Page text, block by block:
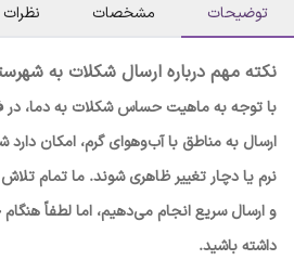
توضیحات مشخصات نظرات
نکته مهم درباره ارسال شکلات به
با توجه به ماهیت حساس شکلات به دما،
ارسال به مناطق با آب‌وهوای گرم، امکان
نرم یا دچار تغییر ظاهری شوند. ما تمام
و ارسال سریع انجام می‌دهیم، اما لطفاً
داشته باشید.